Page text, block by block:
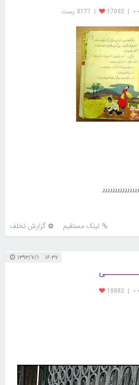
|
17092
| 8177 پست
لینک مستقیم گزارش تخلف
۱۶:۳۷ ۱۳۹۳/۷/۱
|
18882